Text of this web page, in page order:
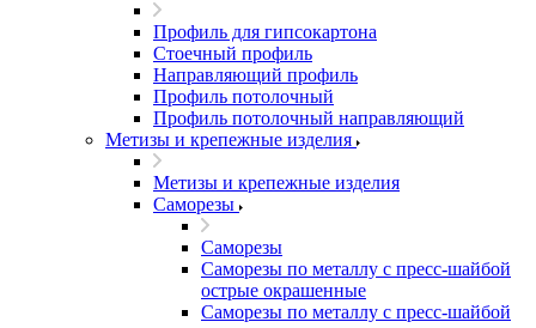
Профиль для гипсокартона
Стоечный профиль
Направляющий профиль
Профиль потолочный
Профиль потолочный направляющий
Метизы и крепежные изделия
Метизы и крепежные изделия
Саморезы
Саморезы
Саморезы по металлу с пресс-шайбой
острые окрашенные
Саморезы по металлу с пресс-шайбой